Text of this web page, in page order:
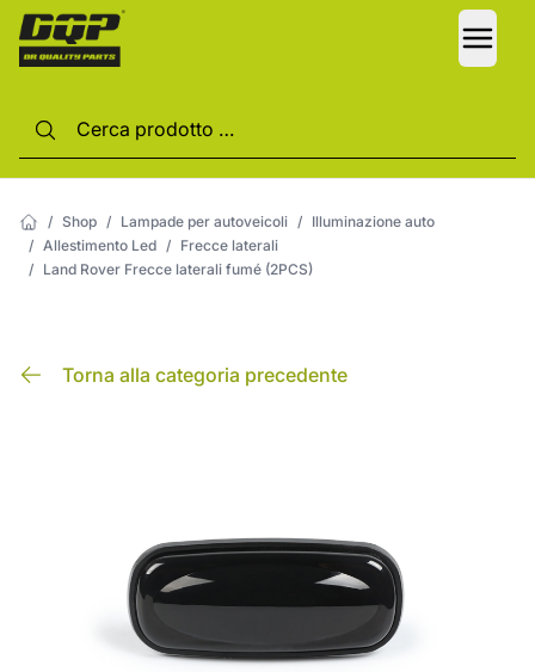
/ Shop / Lampade per autoveicoli / Illuminazione auto
/ Allestimento Led / Frecce laterali
/ Land Rover Frecce laterali fumé (2PCS)
Torna alla categoria precedente